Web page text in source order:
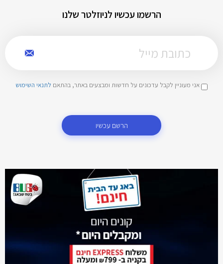
הרשמו עכשיו לניוזלטר שלנו
אני מעוניין לקבל עדכונים על חדשות ומבצעים באתר, בהתאם לתנאי השימוש
הרשם עכשיו